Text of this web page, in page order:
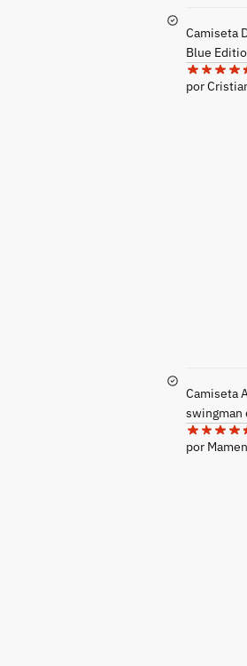
Camiseta
Blue
por
Camiseta
swingman
por Mamen